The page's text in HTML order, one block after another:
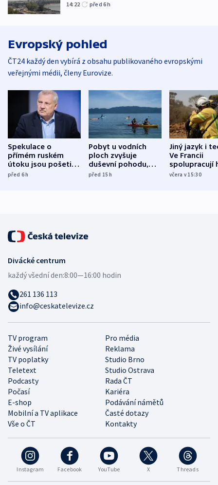
14:22 před 6h
Evropský pohled
ČT24 každý den vybírá z obsahu publikovaného evropskými
veřejnými médii, členy Eurovize.
Spekulace o
přímém ruském
útoku jsou pošetilé,
míní estonský
před 6h
Pobyt u vodních
ploch zvyšuje
duševní pohodu,
ukázala
před 15h
Jiný jazyk i
Ve Francii
spolupracují
různých zemí
včera v 15:30
Instagram Facebook YouTube X Threads
TV program
Pro média
Živé vysílání
Reklama
TV poplatky
Studio Brno
Teletext
Studio Ostrava
Podcasty
Rada ČT
Počasí
Kariéra
E-shop
Podávání námětů
Mobilní a TV aplikace
Časté dotazy
Vše o ČT
Kontakty
Divácké centrum
každý všední den:8:00—16:00 hodin
261 136 113
info@ceskatelevize.cz